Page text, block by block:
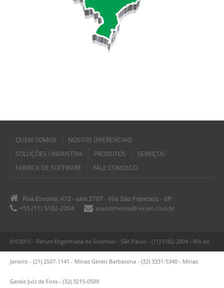
QUEM SOMOS
NOSSOS DIFERENCIAIS
SOLUÇÕES / INDUSTRIA
PRODUTOS
SERVIÇOS
FÁBRICA DE SOFTWARE
FALE CONOSCO
Rua Enxovia, 472 - sala 2707 - Vila São Francisco - SP
+55 (11) 5182-2004
atendimento@rerum.com.br
©©2015 - Rerum Engenharia de Sistemas - São Paulo - (11) 5182-2004 - Rio de
Janeiro - (21) 2507-1141 - Minas Gerais Barbacena - (32) 3331-5340 - Minas
Gerais Juiz de Fora - (32) 3215-0509